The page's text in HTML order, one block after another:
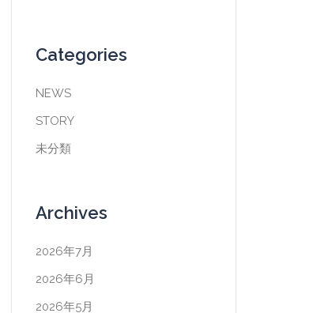
Categories
NEWS
STORY
未分類
Archives
2026年7月
2026年6月
2026年5月